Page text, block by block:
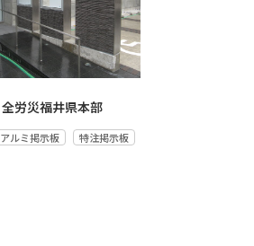
全労災福井県本部
アルミ掲示板 特注掲示板